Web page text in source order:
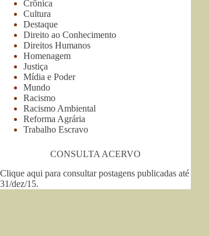
Crônica
Cultura
Destaque
Direito ao Conhecimento
Direitos Humanos
Homenagem
Justiça
Mídia e Poder
Mundo
Racismo
Racismo Ambiental
Reforma Agrária
Trabalho Escravo
CONSULTA ACERVO
Clique aqui para consultar postagens publicadas até
31/dez/15.